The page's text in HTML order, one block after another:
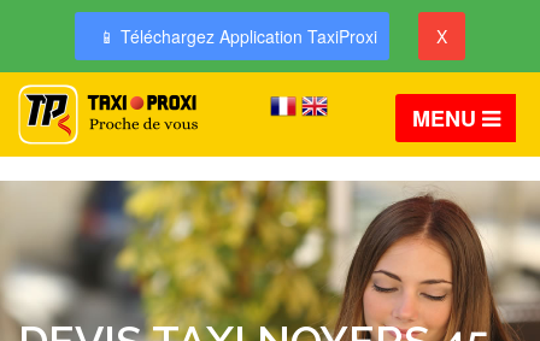
📱 Téléchargez Application TaxiProxi X
MENU